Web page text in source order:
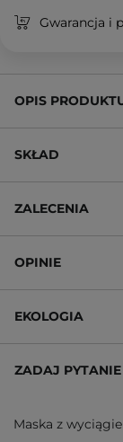
Gwarancja i
OPIS
SKŁAD
ZALECENIA
OPINIE
EKOLOGIA
ZADAJ PYTANIE
Maska z